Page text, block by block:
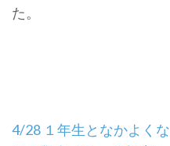
た。
投
4/28 １年生となかよくな